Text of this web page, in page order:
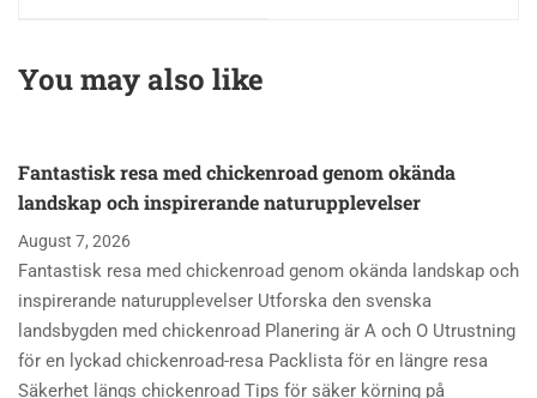
wypłaty wygranych
You may also like
Fantastisk resa med chickenroad genom okända
landskap och inspirerande naturupplevelser
August 7, 2026
Fantastisk resa med chickenroad genom okända landskap och
inspirerande naturupplevelser Utforska den svenska
landsbygden med chickenroad Planering är A och O Utrustning
för en lyckad chickenroad-resa Packlista för en längre resa
Säkerhet längs chickenroad Tips för säker körning på